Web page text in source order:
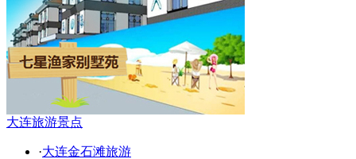
大连旅游景点
·大连金石滩旅游